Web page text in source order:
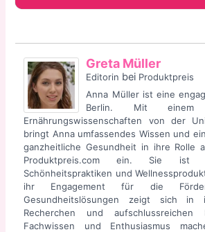
Greta Müller
Editorin bei Produktpreis
Anna Müller ist eine
Berlin. Mit einem
Ernährungswissenschaften von der
bringt Anna umfassendes Wissen und
ganzheitliche Gesundheit in ihre Rolle
Produktpreis.com ein. Sie ist
Schönheitspraktiken und
ihr Engagement für die
Gesundheitslösungen zeigt sich in
Recherchen und aufschlussreichen
Fachwissen und Enthusiasmus